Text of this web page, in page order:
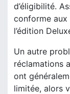
d’éligibilité.
conforme
l’édition
Un autre
réclamations
ont
limitée, alors